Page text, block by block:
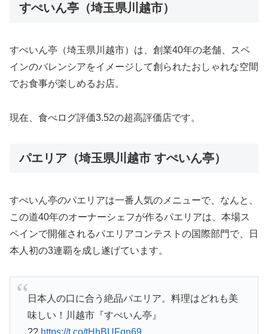
すぺいん亭（埼玉県川越市）
すぺいん亭（埼玉県川越市）は、創業40年の老舗、スペ
インのバレンシアをイメージして創られたおしゃれな空間
でお食事が楽しめるお店。
現在、食べログ評価3.52の超高評価店です。
パエリア（埼玉県川越市 すぺいん亭）
すぺいん亭のパエリアは一番人気のメニューで、なんと、
この道40年のオーナーシェフが作るパエリアは、本場ス
ペインで開催されるパエリアコンテストの国際部門で、日
本人初の3連覇を成し遂げています。
日本人の口に合う絶品パエリア。料理はどれも美
味しい！川越市『すぺいん亭』